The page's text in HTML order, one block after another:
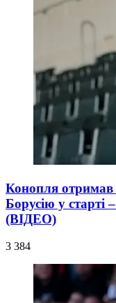
Конопля отримав
Борусію у старті
(ВІДЕО)
3 384